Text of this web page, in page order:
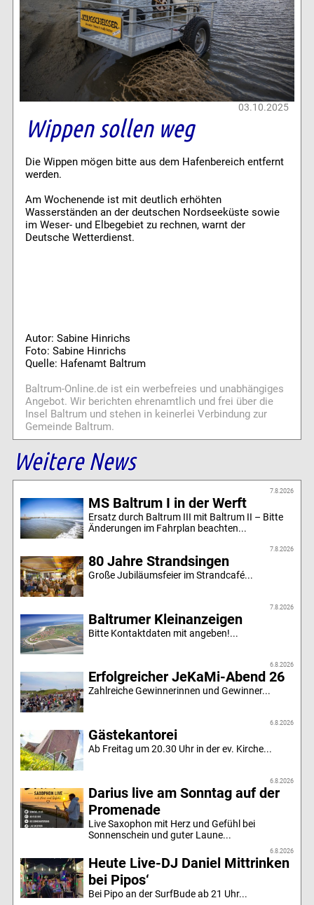
03.10.2025
Wippen sollen weg
Die Wippen mögen bitte aus dem Hafenbereich entfernt
werden.
Am Wochenende ist mit deutlich erhöhten
Wasserständen an der deutschen Nordseeküste sowie
im Weser- und Elbegebiet zu rechnen, warnt der
Deutsche Wetterdienst.
Autor: Sabine Hinrichs
Foto: Sabine Hinrichs
Quelle: Hafenamt Baltrum
Baltrum-Online.de ist ein werbefreies und unabhängiges
Angebot. Wir berichten ehrenamtlich und frei über die
Insel Baltrum und stehen in keinerlei Verbindung zur
Gemeinde Baltrum.
Weitere News
7.8.2026
MS Baltrum I in der Werft
Ersatz durch Baltrum III mit Baltrum II – Bitte
Änderungen im Fahrplan beachten...
7.8.2026
80 Jahre Strandsingen
Große Jubiläumsfeier im Strandcafé...
7.8.2026
Baltrumer Kleinanzeigen
Bitte Kontaktdaten mit angeben!...
6.8.2026
Erfolgreicher JeKaMi-Abend 26
Zahlreiche Gewinnerinnen und Gewinner...
6.8.2026
Gästekantorei
Ab Freitag um 20.30 Uhr in der ev. Kirche...
6.8.2026
Darius live am Sonntag auf der
Promenade
Live Saxophon mit Herz und Gefühl bei
Sonnenschein und guter Laune...
6.8.2026
Heute Live-DJ Daniel Mittrinken
bei Pipos‘
Bei Pipo an der SurfBude ab 21 Uhr...